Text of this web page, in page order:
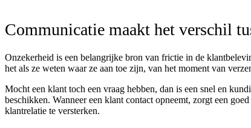
Communicatie maakt het verschil
Onzekerheid is een belangrijke bron van frictie in de
het als ze weten waar ze aan toe zijn, van het moment van
Mocht een klant toch een vraag hebben, dan is een snel en
beschikken. Wanneer een klant contact opneemt, zorgt een
klantrelatie te versterken.